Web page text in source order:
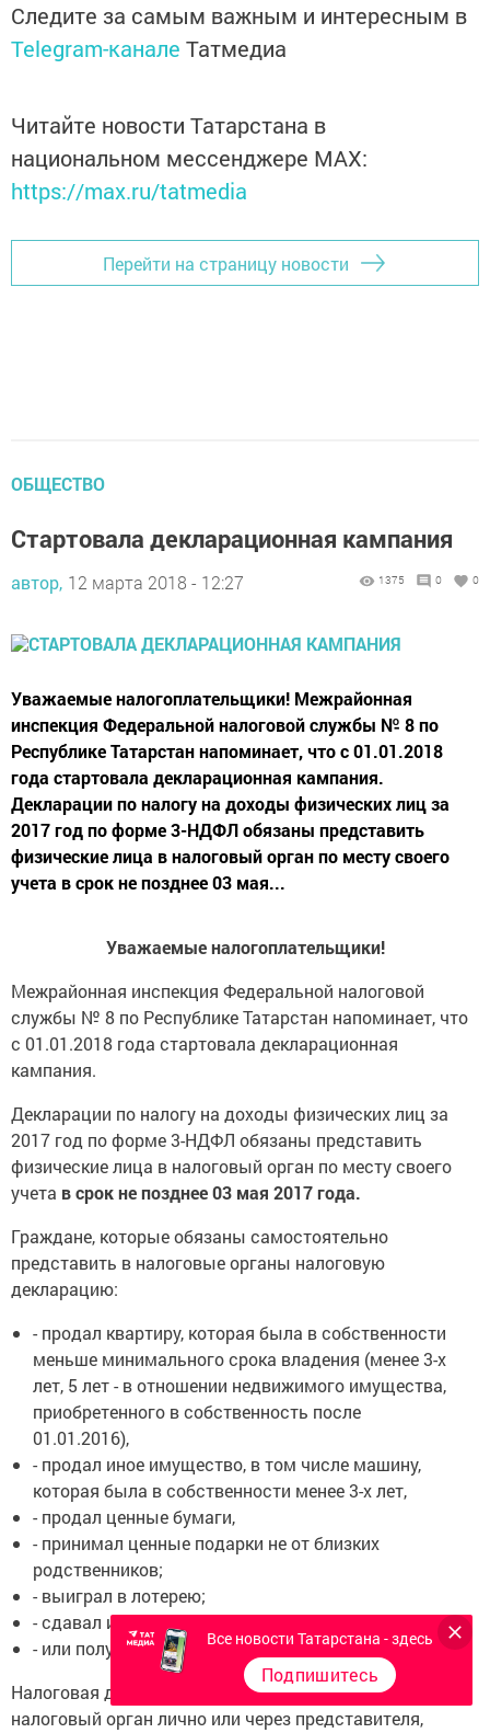
Следите за самым важным и интересным в
Telegram-канале Татмедиа
Читайте новости Татарстана в
национальном мессенджере MАХ:
https://max.ru/tatmedia
Перейти на страницу новости
ОБЩЕСТВО
Cтартовала декларационная кампания
автор, 12 марта 2018 - 12:27 1375 0 0
Уважаемые налогоплательщики! Межрайонная
инспекция Федеральной налоговой службы № 8 по
Республике Татарстан напоминает, что с 01.01.2018
года стартовала декларационная кампания.
Декларации по налогу на доходы физических лиц за
2017 год по форме 3-НДФЛ обязаны представить
физические лица в налоговый орган по месту своего
учета в срок не позднее 03 мая...
Уважаемые налогоплательщики!
Межрайонная инспекция Федеральной налоговой
службы № 8 по Республике Татарстан напоминает, что
с 01.01.2018 года стартовала декларационная
кампания.
Декларации по налогу на доходы физических лиц за
2017 год по форме 3-НДФЛ обязаны представить
физические лица в налоговый орган по месту своего
учета в срок не позднее 03 мая 2017года.
Граждане, которые обязаны самостоятельно
представить в налоговые органы налоговую
декларацию:
- продал квартиру, которая была в собственности
меньше минимального срока владения (менее 3-х
лет, 5 лет - в отношении недвижимого имущества,
приобретенного в собственность после
01.01.2016),
- продал иное имущество, в том числе машину,
которая была в собственности менее 3-х лет,
- продал ценные бумаги,
- принимал ценные подарки не от близких
родственников;
- выиграл в лотерею;
- сдавал имущество в аренду;
- или получал доход от зарубежных источников.
Налоговая декларация может быть представлена в
налоговый орган лично или через представителя,
Все новости Татарстана - здесь
Подпишитесь